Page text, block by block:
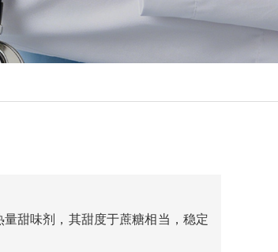
甜味剂，其甜度于蔗糖相当，稳定